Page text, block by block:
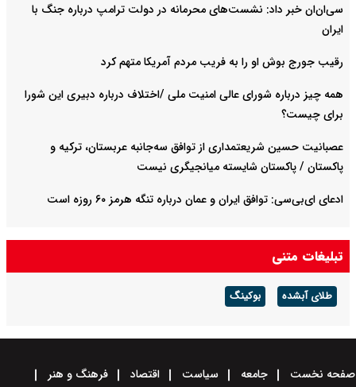
سی‌ان‌ان خبر داد: نشست‌های محرمانه در دولت ترامپ درباره جنگ با
ایران
رقیب جورج بوش او را به فریب مردم آمریکا متهم کرد
همه چیز درباره شورای عالی امنیت ملی /اختلاف درباره دبیری این شورا
برای چیست؟
عصبانیت حسین شریعتمداری از توافق سه‌جانبه عربستان، ترکیه و
پاکستان / پاکستان شایسته میانجیگری نیست
ادعای ای‌بی‌سی: توافق ایران و عمان درباره تنگه هرمز ۶۰ روزه است
تبلیغات متنی
طلای آبشده بوکینگ
صفحه نخست جامعه سیاست اقتصاد
فرهنگ و هنر